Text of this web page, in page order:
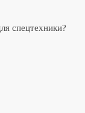
спецтехники?